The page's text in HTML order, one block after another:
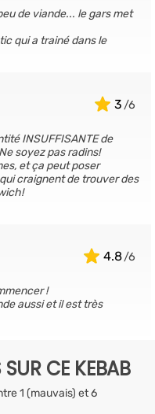
de viande... le gars met
qui a trainé dans le
3
INSUFFISANTE de
soyez pas radins!
et ça peut poser
craignent de trouver des
4.8
!
aussi et il est très
CE KEBAB
1 (mauvais) et 6